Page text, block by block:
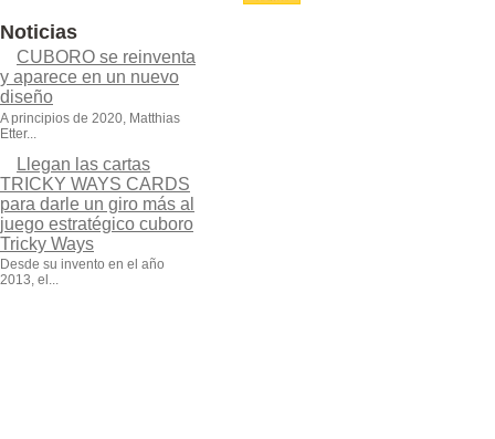
Noticias
CUBORO se reinventa
y aparece en un nuevo
diseño
A principios de 2020, Matthias
Etter...
Llegan las cartas
TRICKY WAYS CARDS
para darle un giro más al
juego estratégico cuboro
Tricky Ways
Desde su invento en el año
2013, el...